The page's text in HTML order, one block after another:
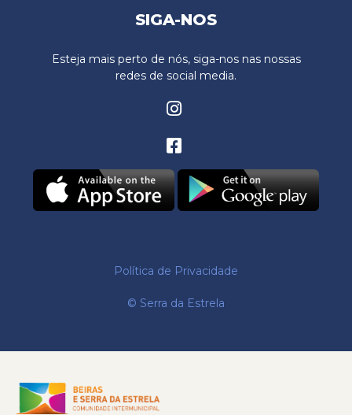
SIGA-NOS
Esteja mais perto de nós, siga-nos nas nossas
redes de social media.
© Serra da Estrela
Política de Privacidade